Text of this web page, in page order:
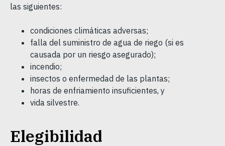
las siguientes:
condiciones climáticas adversas;
falla del suministro de agua de riego (si es
causada por un riesgo asegurado);
incendio;
insectos o enfermedad de las plantas;
horas de enfriamiento insuficientes, y
vida silvestre.
Elegibilidad